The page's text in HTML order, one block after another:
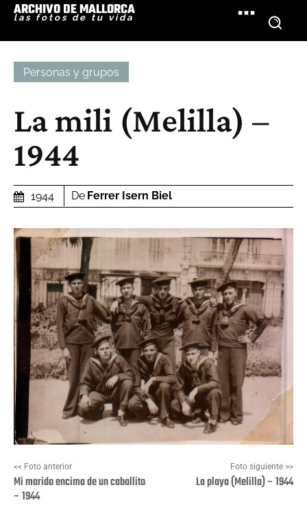
ARCHIVO DE MALLORCA
las fotos de tu vida
Personas y grupos
La mili (Melilla) –
1944
1944 De Ferrer Isern Biel
<< Foto anterior
Mi marido encima de un caballito
– 1944
Foto siguiente >>
La playa (Melilla) – 1944